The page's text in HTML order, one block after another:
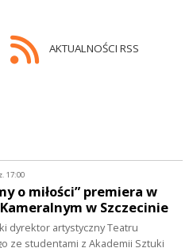
AKTUALNOŚCI RSS
17:00
o miłości” premiera w
w Szczecinie
dyrektor artystyczny Teatru
ze studentami z Akademii Sztuki